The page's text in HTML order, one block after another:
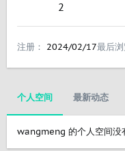
2
注册 2024/02/17最后
个人空间 最新动态
wangmeng 的个人空间没